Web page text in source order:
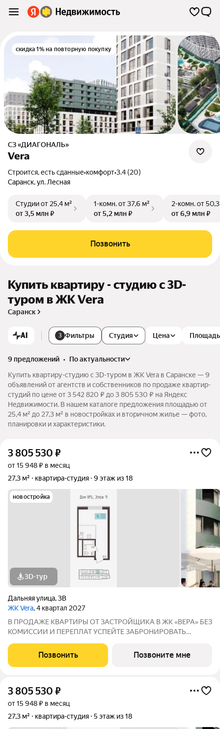
скидка 1% на повторную покупку
СЗ «ДИАГОНАЛЬ»
Vera
Строится, есть сданные•комфорт•3.4 (20)
Саранск,ул. Лесная
Студииот 25,4 м²
от 3,5 млн ₽
1-комн.от 37,6 м²
от 5,2 млн ₽
2-комн.от
от 6,9 млн ₽
Позвонить
Купить квартиру - студию c 3D-
туром в ЖК Vera
Саранск
AI 3 Фильтры Студия Цена Площадь
9 предложений •
по актуальности
Купить квартиру-студию c 3D-туром в ЖК Vera в Саранске — 9
объявлений от агентств и собственников по продаже квартир-
студий по цене от 3 542 820 ₽ до 3 805 530 ₽ на Яндекс
Недвижимости. В нашем каталоге предложения площадью от
25,4 м² до 27,3 м² в новостройках и вторичном жилье — фото,
планировки и характеристики.
3 805 530 ₽
от 15 948 ₽ в месяц
27,3 м²
квартира-студия 9 этаж из 18
новостройка
3D-тур
Дальняя улица,3В
ЖК Vera, 4 квартал 2027
В ПРОДАЖЕ КВАРТИРЫ ОТ ЗАСТРОЙЩИКА В ЖК «ВЕРА» БЕЗ
КОМИССИИ И ПЕРЕПЛАТ УСПЕЙТЕ ЗАБРОНИРОВАТЬ
4,6% НА ВЕСЬ СРОК КРЕДИТОВАНИЯ ПО СЕМЕЙНОЙ
ИПОТЕКИ БРОНИРОВАНИЕ БЕСПЛАТНОЕ Адрес: г. Саранск,
Позвонить Позвоните мне
3 805 530 ₽
от 15 948 ₽ в месяц
27,3 м²
квартира-студия 5 этаж из 18